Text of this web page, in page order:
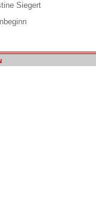
Siegert